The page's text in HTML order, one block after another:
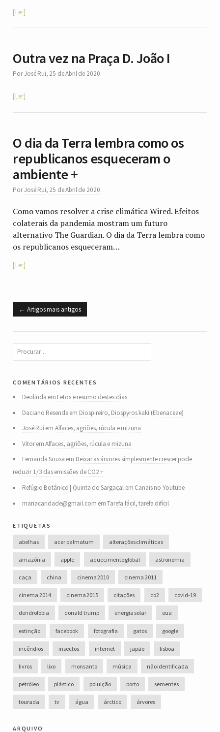
Ler
Outra vez na Praça D. João I
PorJosé Rui, 25 de Abril de 2020
Ler
O dia da Terra lembra como os
republicanos esqueceram o
ambiente +
PorJosé Rui, 25 de Abril de 2020
Como vamos resolver a crise climática Wired. Efeitos
colaterais da pandemia mostram um futuro
alternativo The Guardian. O dia da Terra lembra como
os republicanos esqueceram…
Ler
Artigos mais antigos
comentários recentes
Deolinda em Fetos e resumo destes dias
Daciano Resendeem Diospireiro, Diospyros kaki (Ebenaceae)
José Rui em Alfaces, agriões, rúcula e mizuna
VitoremAlfaces, agriões, rúcula e mizuna
Fernanda Sousa em Deixar as árvores simplesmente crescer pode
reduzir 1/3 das emissões de CO2 +
Refúgio Botânico | Quinta do Sargaçal em Canais no Youtube
mariacaridade@gmail.com emTarefa fácil, tarefa difícil
etiquetas
abelhas acer palmatum alterações climáticas
amazónia apple aquecimento global astronomia
caça china cinema 2010 cinema 2011
cinema 2014 cinema 2015 citações co2 covid-19
dendrofobia donald trump energia solar eua
extinção facebook fotografia gatos google
incêndios insectos internet japão lisboa
livros lixo monsanto música não identificada
petróleo plástico poluição porto sementes
tourada tv água árctico árvores
arquivo